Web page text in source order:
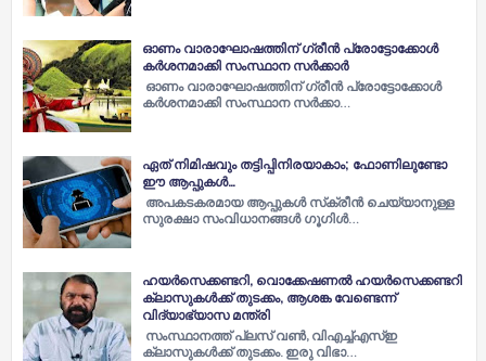
ഓണം വാരാഘോഷത്തിന് ഗ്രീൻ പ്രോട്ടോക്കോൾ
കർശനമാക്കി സംസ്ഥാന സർക്കാർ
ഓണം വാരാഘോഷത്തിന് ഗ്രീൻ പ്രോട്ടോക്കോൾ
കർശനമാക്കി സംസ്ഥാന സർക്കാ…
ഏത് നിമിഷവും തട്ടിപ്പിനിരയാകാം; ഫോണിലുണ്ടോ
ഈ ആപ്പുകൾ…
അപകടകരമായ ആപ്പുകൾ സ്‌ക്രീൻ ചെയ്യാനുള്ള
സുരക്ഷാ സംവിധാനങ്ങൾ ഗൂഗിൾ…
ഹയർസെക്കണ്ടറി, വൊക്കേഷണൽ ഹയർസെക്കണ്ടറി
ക്ലാസുകൾക്ക് തുടക്കം, ആശങ്ക വേണ്ടെന്ന്
വിദ്യാഭ്യാസ മന്ത്രി
സംസ്ഥാനത്ത് പ്ലസ് വൺ, വിഎച്ച്എസ്ഇ
ക്ലാസുകൾക്ക് തുടക്കം. ഇരു വിഭാ…